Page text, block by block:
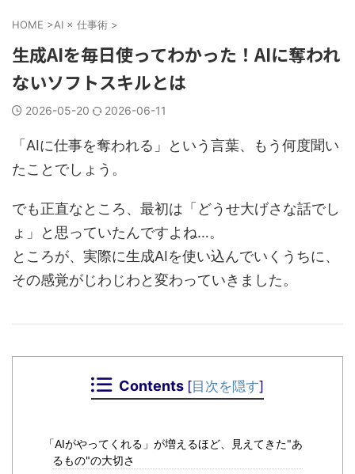
HOME >AI × 仕事術 >
生成AIを毎日使ってわかった！AIに奪われ
ないソフトスキルとは
2026-05-20 2026-06-11
「AIに仕事を奪われる」という言葉、もう何度聞い
たことでしょう。
でも正直なところ、最初は「どうせ大げさな話でし
ょ」と思っていたんですよね…。
ところが、実際に生成AIを使い込んでいくうちに、
その感覚がじわじわと変わっていきました。
Contents [目次を隠す]
「AIがやってくれる」が増えるほど、見えてきた"あ
るもの"の大切さ